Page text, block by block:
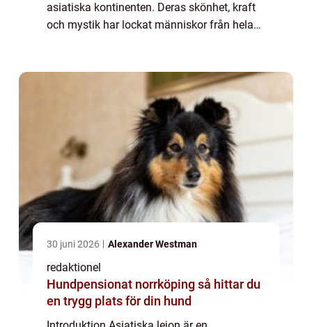
asiatiska kontinenten. Deras skönhet, kraft
och mystik har lockat människor från hela
30 juni 2026 Alexander Westman
redaktionel
Hundpensionat norrköping så hittar du
en trygg plats för din hund